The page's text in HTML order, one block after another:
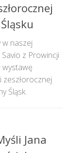
w naszej
z Prowincji
wystawę
zeszłorocznej
Śląsk.
Jana